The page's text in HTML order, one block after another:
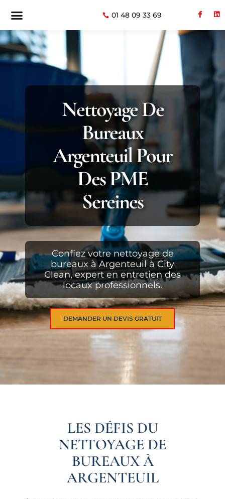
01 48 09 33 69
Nettoyage De
Bureaux
Argenteuil Pour
Des PME
Sereines
Confiez votre nettoyage de
bureaux à Argenteuil à City
Clean, expert en entretien des
locaux professionnels.
DEMANDER UN DEVIS GRATUIT
LES DÉFIS DU
NETTOYAGE DE
BUREAUX À
ARGENTEUIL